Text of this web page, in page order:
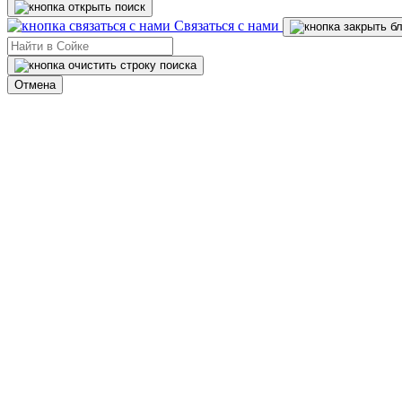
Связаться с нами
Отмена